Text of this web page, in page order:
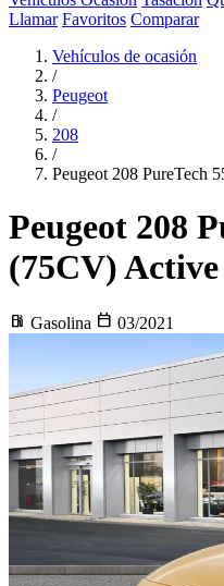
Llamar Favoritos Comparar
Vehículos de ocasión
/
Peugeot
/
208
/
Peugeot 208 PureTech
Peugeot 208
(75CV) Active
local_gas_station Gasolina calendar_today 03/2021